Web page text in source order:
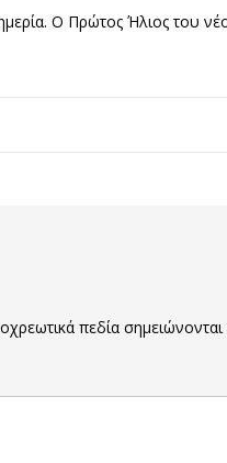
Ο Πρώτος Ήλιος του
πεδία σημειώνονται